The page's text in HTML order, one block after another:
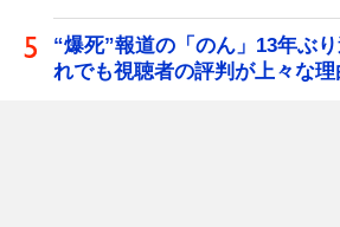
“爆死”報道の「のん」13年ぶ
れでも視聴者の評判が上々な理